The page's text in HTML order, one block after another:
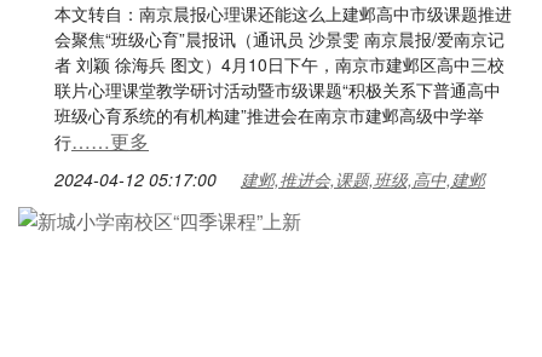
本文转自：南京晨报心理课还能这么上建邺高中市级课题推进
会聚焦“班级心育”晨报讯（通讯员 沙景雯 南京晨报/爱南京记
者 刘颖 徐海兵 图文）4月10日下午，南京市建邺区高中三校
联片心理课堂教学研讨活动暨市级课题“积极关系下普通高中
班级心育系统的有机构建”推进会在南京市建邺高级中学举
行……更多
2024-04-12 05:17:00 建邺,推进会,课题,班级,高中,建邺